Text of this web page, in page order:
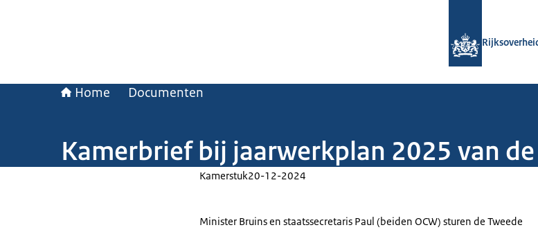
Home Documenten
Kamerbrief bij jaarwerkplan 2025 van
Kamerstuk20-12-2024
Minister Bruins en staatssecretaris Paul (beiden OCW) sturen de Tweede